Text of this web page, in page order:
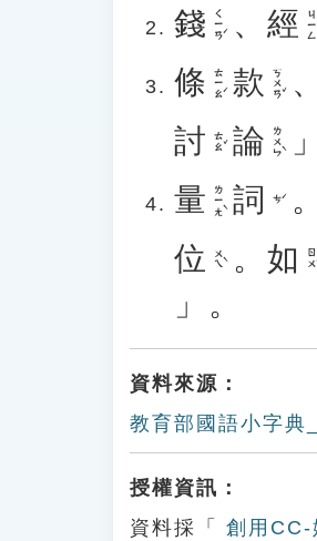
錢 ㄑㄧㄢˊ 、 經 ㄐㄧㄥ
條 ㄊㄧㄠˊ 款 ㄎㄨㄢˇ 、
討 ㄊㄠˇ 論 ㄌㄨㄣˋ
量 ㄌㄧㄤˋ 詞 ㄘˊ 。
位 ㄨㄟˋ 。 如 ㄖㄨˊ
」。
資料來源：
教育部國語小字典
授權資訊：
資料採「
創用CC-